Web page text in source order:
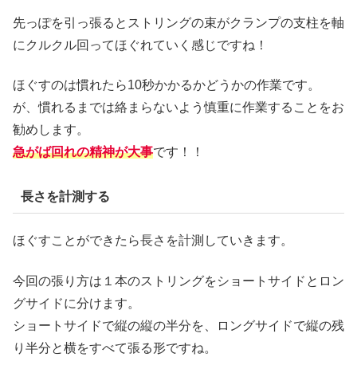
先っぽを引っ張るとストリングの束がクランプの支柱を軸
にクルクル回ってほぐれていく感じですね！
ほぐすのは慣れたら10秒かかるかどうかの作業です。
が、慣れるまでは絡まらないよう慎重に作業することをお
勧めします。
急がば回れの精神が大事です！！
長さを計測する
ほぐすことができたら長さを計測していきます。
今回の張り方は１本のストリングをショートサイドとロン
グサイドに分けます。
ショートサイドで縦の縦の半分を、ロングサイドで縦の残
り半分と横をすべて張る形ですね。